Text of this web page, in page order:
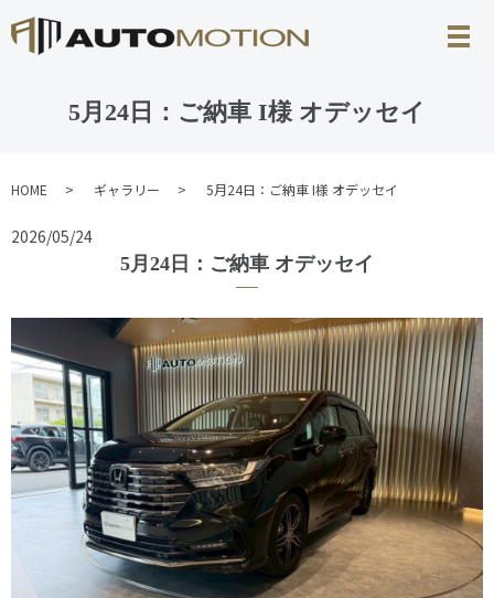
5月24日：ご納車 I様 オデッセイ
HOME ギャラリー 5月24日：ご納車 I様 オデッセイ
2026/05/24
5月24日：ご納車 オデッセイ